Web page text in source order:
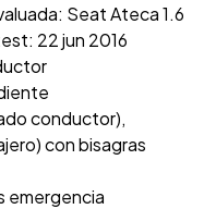
Seat Ateca 1.6
22 jun 2016
conductor),
con bisagras
emergencia